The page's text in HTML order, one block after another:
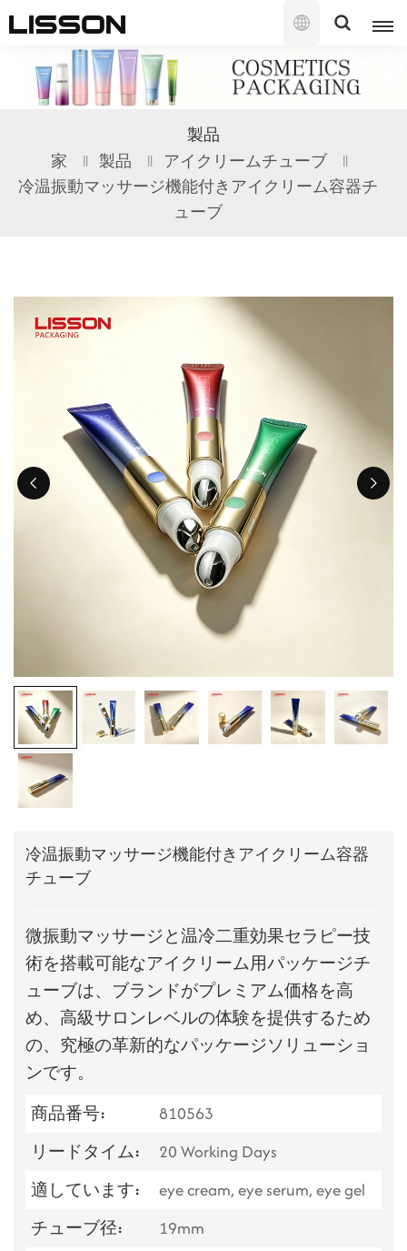
語
English
français
русский
한국의
Tiếng việt
中文
製品
家 製品
アイクリームチューブ
冷温振動マッサージ機能付きアイクリーム容器チ
ューブ
冷温振動マッサージ機能付きアイクリーム容器
チューブ
微振動マッサージと温冷二重効果セラピー技
術を搭載可能なアイクリーム用パッケージチ
ューブは、ブランドがプレミアム価格を高
め、高級サロンレベルの体験を提供するため
の、究極の革新的なパッケージソリューショ
ンです。
商品番号:
810563
リードタイム:
20 Working Days
適しています:
eye cream, eye serum, eye gel
チューブ径:
19mm